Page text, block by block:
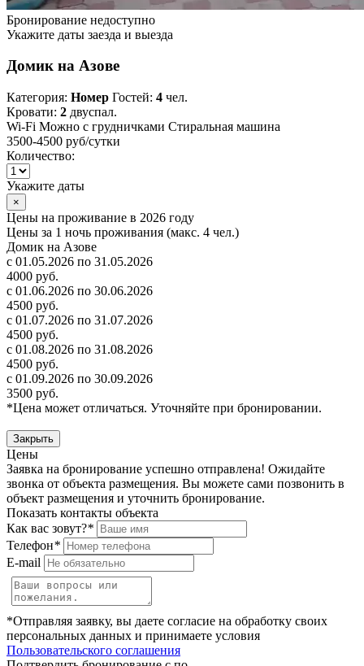
Бронирование недоступно
Укажите даты заезда и выезда
Домик на Азове
Категория: Номер Гостей: 4 чел.
Кровати: 2 двуспал.
Wi-Fi Можно с грудничками Стиральная машина
3500-4500 руб/сутки
Количество:
Укажите даты
×
Цены на проживание в 2026 году
Цены за 1 ночь проживания (макс. 4 чел.)
Домик на Азове
с 01.05.2026 по 31.05.2026
4000 руб.
с 01.06.2026 по 30.06.2026
4500 руб.
с 01.07.2026 по 31.07.2026
4500 руб.
с 01.08.2026 по 31.08.2026
4500 руб.
с 01.09.2026 по 30.09.2026
3500 руб.
*Цена может отличаться. Уточняйте при бронировании.
Закрыть
Цены
Заявка на бронирование успешно отправлена! Ожидайте
звонка от объекта размещения. Вы можете сами позвонить в
объект размещения и уточнить бронирование.
Показать контакты объекта
Как вас зовут?*
Телефон*
E-mail
*Отправляя заявку, вы даете согласие на обработку своих
персональных данных и принимаете условия
Пользовательского соглашения